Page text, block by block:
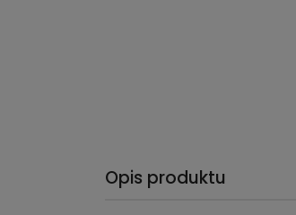
Opis produktu